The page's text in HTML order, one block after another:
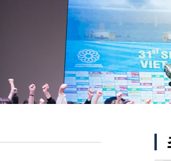
학교 CI
교직원현황
학생현황
위치/전화
전경사진